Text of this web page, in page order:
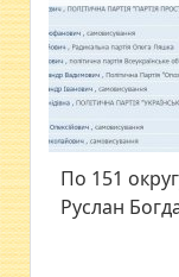
По 151
Руслан